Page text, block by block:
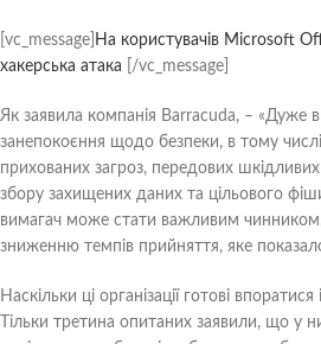
[vc_message] На користувачів Microsoft
хакерська атака
[/vc_message]
Як заявила компанія Barracuda, – «Дуже
занепокоєння щодо безпеки, в тому
прихованих загроз, передових
збору захищених даних та цільового
вимагач може стати важливим
зниженню темпів прийняття, яке
Наскільки ці організації готові
Тільки третина опитаних заявили, що у